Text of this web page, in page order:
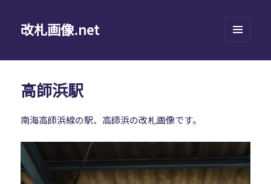
改札画像.net
ーとウ
高師浜駅
南海高師浜線の駅、高師浜の改札画像です。